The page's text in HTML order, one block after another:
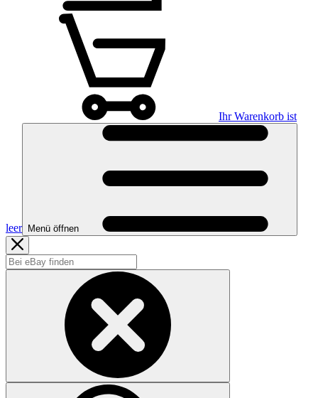
Ihr Warenkorb ist
leer Menü öffnen